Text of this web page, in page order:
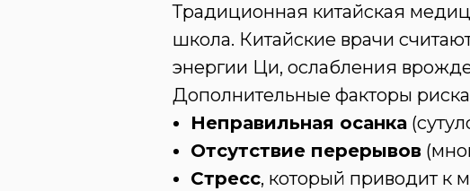
Традиционная китайская
школа. Китайские врачи
энергии Ци, ослабления
Дополнительные факторы
Неправильная осанка
Отсутствие перерывов
Стресс, который приводит